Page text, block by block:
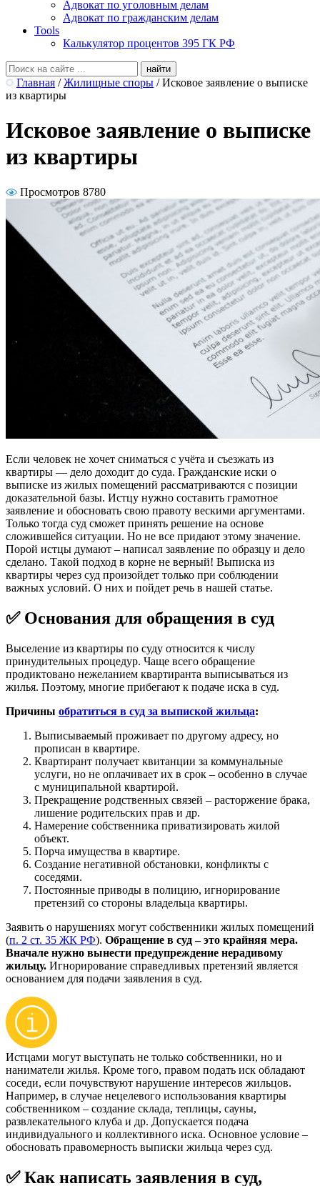
Адвокат по уголовным делам
Адвокат по гражданским делам
Tools
Калькулятор процентов 395 ГК РФ
Главная / Жилищные споры / Исковое заявление о выписке
из квартиры
Исковое заявление о выписке
из квартиры
Просмотров 8780
Если человек не хочет сниматься с учёта и съезжать из
квартиры — дело доходит до суда. Гражданские иски о
выписке из жилых помещений рассматриваются с позиции
доказательной базы. Истцу нужно составить грамотное
заявление и обосновать свою правоту вескими аргументами.
Только тогда суд сможет принять решение на основе
сложившейся ситуации. Но не все придают этому значение.
Порой истцы думают – написал заявление по образцу и дело
сделано. Такой подход в корне не верный! Выписка из
квартиры через суд произойдет только при соблюдении
важных условий. О них и пойдет речь в нашей статье.
✅ Основания для обращения в суд
Выселение из квартиры по суду относится к числу
принудительных процедур. Чаще всего обращение
продиктовано нежеланием квартиранта выписываться из
жилья. Поэтому, многие прибегают к подаче иска в суд.
Причины обратиться в суд за выпиской жильца:
Выписываемый проживает по другому адресу, но
прописан в квартире.
Квартирант получает квитанции за коммунальные
услуги, но не оплачивает их в срок – особенно в случае
с муниципальной квартирой.
Прекращение родственных связей – расторжение брака,
лишение родительских прав и др.
Намерение собственника приватизировать жилой
объект.
Порча имущества в квартире.
Создание негативной обстановки, конфликты с
соседями.
Постоянные приводы в полицию, игнорирование
претензий со стороны владельца квартиры.
Заявить о нарушениях могут собственники жилых помещений
(п. 2 ст. 35 ЖК РФ). Обращение в суд – это крайняя мера.
Вначале нужно вынести предупреждение нерадивому
жильцу. Игнорирование справедливых претензий является
основанием для подачи заявления в суд.
Истцами могут выступать не только собственники, но и
наниматели жилья. Кроме того, правом подать иск обладают
соседи, если почувствуют нарушение интересов жильцов.
Например, в случае нецелевого использования квартиры
собственником – создание склада, теплицы, сауны,
развлекательного клуба и др. Допускается подача
индивидуального и коллективного иска. Основное условие –
обосновать правомерность выписки жильца через суд.
✅ Как написать заявления в суд,